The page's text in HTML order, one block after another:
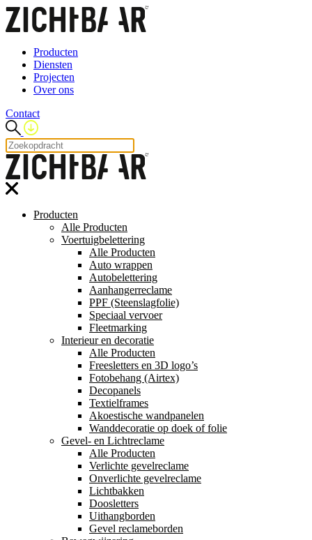
Producten
Diensten
Projecten
Over ons
Contact
Producten
Alle Producten
Voertuigbelettering
Alle Producten
Auto wrappen
Autobelettering
Aanhangerreclame
PPF (Steenslagfolie)
Speciaal vervoer
Fleetmarking
Interieur en decoratie
Alle Producten
Freesletters en 3D logo’s
Fotobehang (Airtex)
Decopanels
Textielframes
Akoestische wandpanelen
Wanddecoratie op doek of folie
Gevel- en Lichtreclame
Alle Producten
Verlichte gevelreclame
Onverlichte gevelreclame
Lichtbakken
Doosletters
Uithangborden
Gevel reclameborden